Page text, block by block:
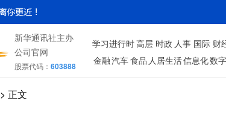
新华通讯社主办
公司官网
股票代码： 603888
学习进行时高层 时政 人事 国际 财
金融汽车食品 人居生活信息化数
> 正文